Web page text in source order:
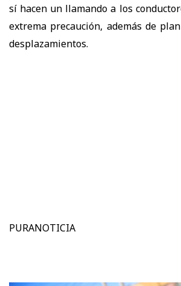
sí hacen un llamando a los
extrema precaución, además de
desplazamientos.
PURANOTICIA